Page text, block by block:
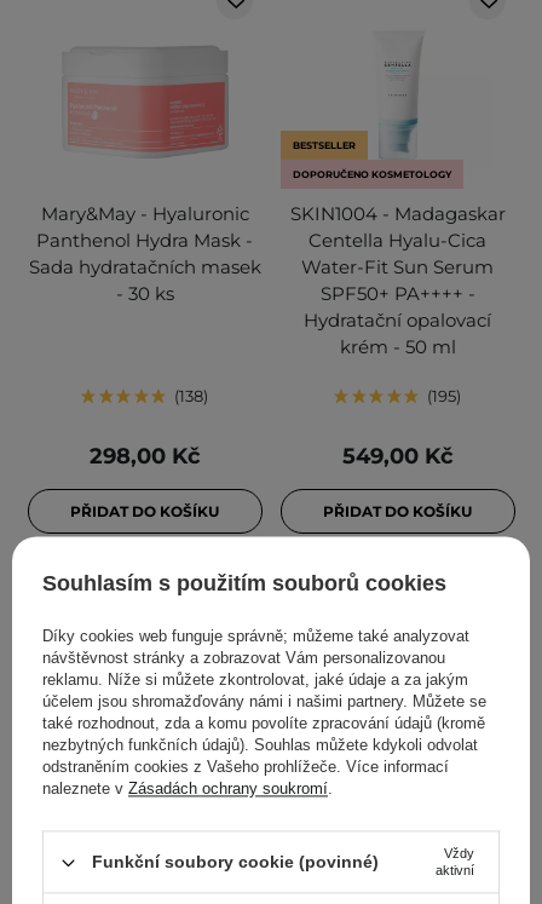
Mary&May - Hyaluronic
Panthenol Hydra Mask -
Sada hydratačních masek
- 30 ks
138
298,00 Kč
PŘIDAT DO KOŠÍKU
BESTSELLER
DOPORUČENO KOSMETOLOGY
SKIN1004 - Madagaskar
Centella Hyalu-Cica
Water-Fit Sun Serum
SPF50+ PA++++ -
Hydratační opalovací
krém - 50 ml
195
549,00 Kč
PŘIDAT DO KOŠÍKU
AKCE BESTSELLER
Aestura - Atobarrier 365
Cream - Hydratační krém
BESTSELLER
Quercetinol Pore Deep
Souhlasím s použitím souborů cookies
Díky cookies web funguje správně; můžeme také analyzovat
návštěvnost stránky a zobrazovat Vám personalizovanou
reklamu. Níže si můžete zkontrolovat, jaké údaje a za jakým
účelem jsou shromažďovány námi i našimi partnery. Můžete se
také rozhodnout, zda a komu povolíte zpracování údajů (kromě
nezbytných funkčních údajů). Souhlas můžete kdykoli odvolat
odstraněním cookies z Vašeho prohlížeče. Více informací
naleznete v Zásadách ochrany soukromí.
Funkční soubory cookie (povinné)
Vždy
aktivní